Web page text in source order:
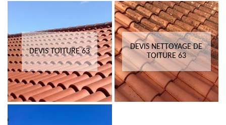
DEVIS TOITURE 63
DEVIS NETTOYAGE DE
TOITURE 63